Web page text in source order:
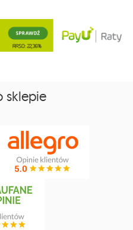
sklepie